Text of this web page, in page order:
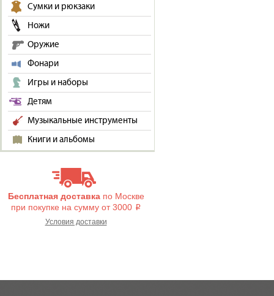
Сумки и рюкзаки
Ножи
Оружие
Фонари
Игры и наборы
Детям
Музыкальные инструменты
Книги и альбомы
Бесплатная доставкапо Москве
при покупке на сумму от 3000 i
Условия доставки